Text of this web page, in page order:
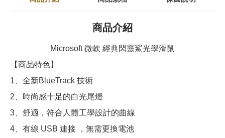
商品介紹
Microsoft 微軟 經典閃靈鯊光學滑鼠
【商品特色】
1、全新BlueTrack 技術
2、時尚感十足的白光尾燈
3、舒適，符合人體工學設計的曲線
4、有線 USB 連接 ，無需更換電池